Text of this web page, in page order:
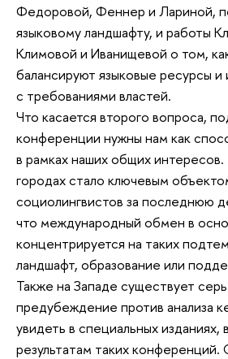
Федоровой, Феннер и Лариной,
языковому ландшафту, и работы
Климовой и Иванищевой о том,
балансируют языковые ресурсы
с требованиями властей.
Что касается второго вопроса,
конференции нужны нам как
в рамках наших общих
городах стало ключевым
социолингвистов за последнюю
что международный обмен в
концентрируется на таких
ландшафт, образование или
Также на Западе существует
предубеждение против анализа
увидеть в специальных изданиях,
результатам таких